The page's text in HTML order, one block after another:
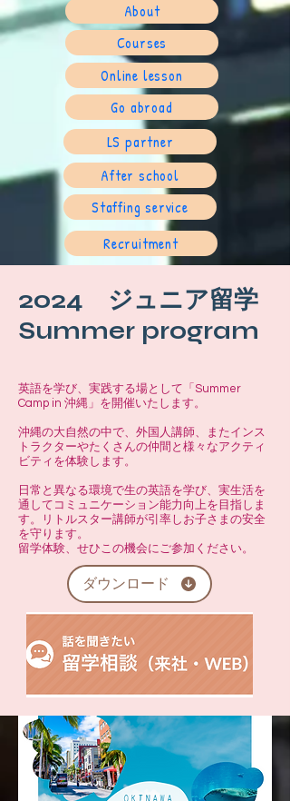
About
Courses
Online lesson
Go abroad
LS partner
After school
Staffing service
Recruitment
2024 ジュニア留学
Summer program
英語を学び、実践する場として「Summer
Camp in 沖縄」を開催いたします。
沖縄の大自然の中で、外国人講師、またインス
トラクターやたくさんの仲間と様々なアクティ
ビティを体験します。
日常と異なる環境で生の英語を学び、実生活を
通してコミュニケーション能力向上を目指しま
す。リトルス ター講師が引率しお子さまの安全
を守ります。
留学体験、せひこの機会にご参加ください。
ダウンロード